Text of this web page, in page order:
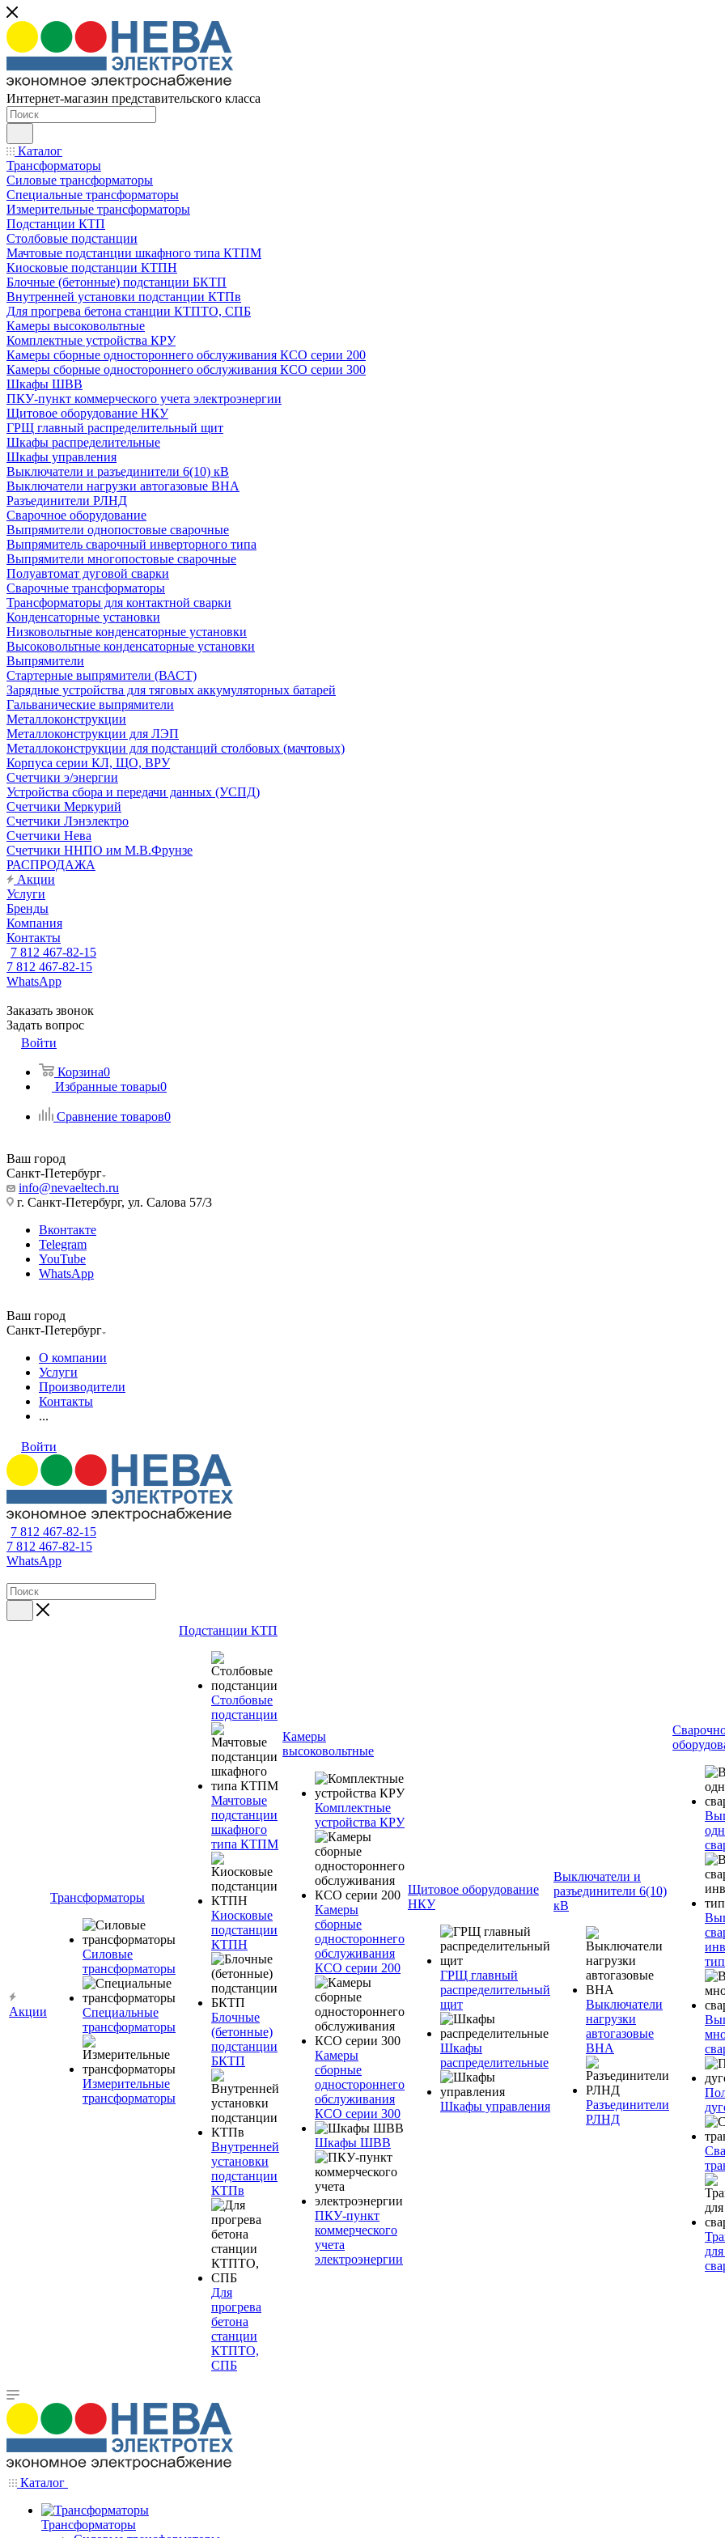
Интернет-магазин представительского класса
Каталог
Трансформаторы
Силовые трансформаторы
Специальные трансформаторы
Измерительные трансформаторы
Подстанции КТП
Столбовые подстанции
Мачтовые подстанции шкафного типа КТПМ
Киосковые подстанции КТПН
Блочные (бетонные) подстанции БКТП
Внутренней установки подстанции КТПв
Для прогрева бетона станции КТПТО, СПБ
Камеры высоковольтные
Комплектные устройства КРУ
Камеры сборные одностороннего обслуживания КСО серии 200
Камеры сборные одностороннего обслуживания КСО серии 300
Шкафы ШВВ
ПКУ-пункт коммерческого учета электроэнергии
Щитовое оборудование НКУ
ГРЩ главный распределительный щит
Шкафы распределительные
Шкафы управления
Выключатели и разъединители 6(10) кВ
Выключатели нагрузки автогазовые ВНА
Разъединители РЛНД
Сварочное оборудование
Выпрямители однопостовые сварочные
Выпрямитель сварочный инверторного типа
Выпрямители многопостовые сварочные
Полуавтомат дуговой сварки
Сварочные трансформаторы
Трансформаторы для контактной сварки
Конденсаторные установки
Низковольтные конденсаторные установки
Высоковольтные конденсаторные установки
Выпрямители
Стартерные выпрямители (ВАСТ)
Зарядные устройства для тяговых аккумуляторных батарей
Гальванические выпрямители
Металлоконструкции
Металлоконструкции для ЛЭП
Металлоконструкции для подстанций столбовых (мачтовых)
Корпуса серии КЛ, ЩО, ВРУ
Счетчики э/энергии
Устройства сбора и передачи данных (УСПД)
Счетчики Меркурий
Счетчики Лэнэлектро
Счетчики Нева
Счетчики ННПО им М.В.Фрунзе
РАСПРОДАЖА
Акции
Услуги
Бренды
Компания
Контакты
7 812 467-82-15
7 812 467-82-15
WhatsApp
Заказать звонок
Задать вопрос
Войти
Корзина0
Избранные товары0
Сравнение товаров0
Ваш город
Санкт-Петербург
info@nevaeltech.ru
г. Санкт-Петербург, ул. Салова 57/3
Вконтакте
Telegram
YouTube
WhatsApp
Ваш город
Санкт-Петербург
О компании
Услуги
Производители
Контакты
...
Войти
7 812 467-82-15
7 812 467-82-15
WhatsApp
Акции
Трансформаторы
Силовые
трансформаторы
Специальные
трансформаторы
Измерительные
трансформаторы
Подстанции КТП
Столбовые
подстанции
Мачтовые
подстанции
шкафного
типа КТПМ
Киосковые
подстанции
КТПН
Блочные
(бетонные)
подстанции
БКТП
Внутренней
установки
подстанции
КТПв
Для
прогрева
бетона
станции
КТПТО,
СПБ
Камеры
высоковольтные
Комплектные
устройства КРУ
Камеры
сборные
одностороннего
обслуживания
КСО серии 200
Камеры
сборные
одностороннего
обслуживания
КСО серии 300
Шкафы ШВВ
ПКУ-пункт
коммерческого
учета
электроэнергии
Щитовое оборудование
НКУ
ГРЩ главный
распределительный
щит
Шкафы
распределительные
Шкафы управления
Выключатели и
разъединители 6(10)
кВ
Выключатели
нагрузки
автогазовые
ВНА
Разъединители
РЛНД
Каталог
Трансформаторы